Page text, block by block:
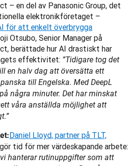
– en del av Panasonic Group, det
elektronikföretaget –
för att enkelt överbrygga
Otsubo, Senior Manager på
berättade hur AI drastiskt har
effektivitet: ”Tidigare tog det
en halv dag att översätta ett
till Engelska. Med DeepL
några minuter. Det har minskat
våra anställda möjlighet att
Daniel Lloyd, partner på TLT,
tid för mer värdeskapande arbete:
hanterar rutinuppgifter som att